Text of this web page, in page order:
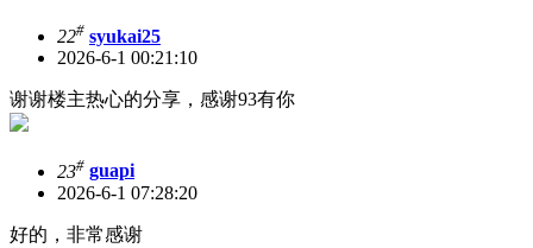
22# syukai25
2026-6-1 00:21:10
谢谢楼主热心的分享，感谢93有你
23# guapi
2026-6-1 07:28:20
好的，非常感谢